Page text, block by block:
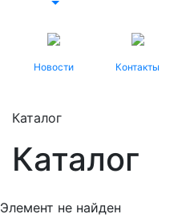
Новости Контакты
Каталог
Каталог
Элемент не найден